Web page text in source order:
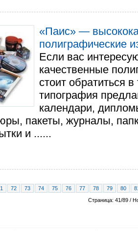
«Паис» —
полиграфические
Если вас
качественные
стоит обратиться
типография
календари,
пакеты, журналы,
и ......
72 73 74 75 76 77 78 79 80
Страница: 41/89 /